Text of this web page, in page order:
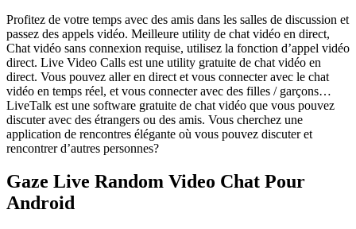
Profitez de votre temps avec des amis dans les salles de discussion et
passez des appels vidéo. Meilleure utility de chat vidéo en direct,
Chat vidéo sans connexion requise, utilisez la fonction d’appel vidéo
direct. Live Video Calls est une utility gratuite de chat vidéo en
direct. Vous pouvez aller en direct et vous connecter avec le chat
vidéo en temps réel, et vous connecter avec des filles / garçons…
LiveTalk est une software gratuite de chat vidéo que vous pouvez
discuter avec des étrangers ou des amis. Vous cherchez une
application de rencontres élégante où vous pouvez discuter et
rencontrer d’autres personnes?
Gaze Live Random Video Chat Pour
Android